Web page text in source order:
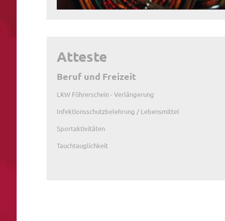
Atteste
Beruf und Freizeit
LKW Führerschein - Verlängerung
Infektionsschutzbelehrung / Lebensmittel
Sportaktivitäten
Tauchtauglichkeit